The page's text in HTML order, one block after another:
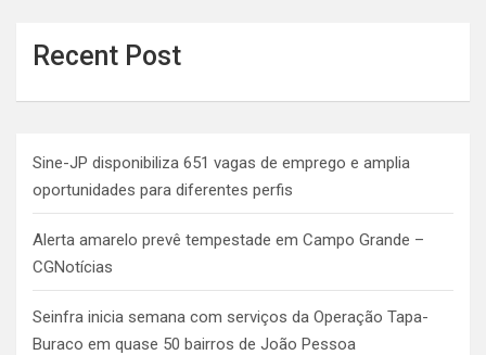
Recent Post
Sine-JP disponibiliza 651 vagas de emprego e amplia
oportunidades para diferentes perfis
Alerta amarelo prevê tempestade em Campo Grande –
CGNotícias
Seinfra inicia semana com serviços da Operação Tapa-
Buraco em quase 50 bairros de João Pessoa